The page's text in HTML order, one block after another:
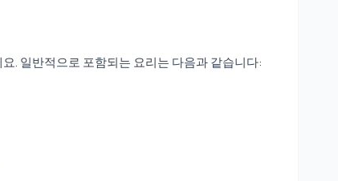
. 일반적으로 포함되는 요리는 다음과 같습니다: